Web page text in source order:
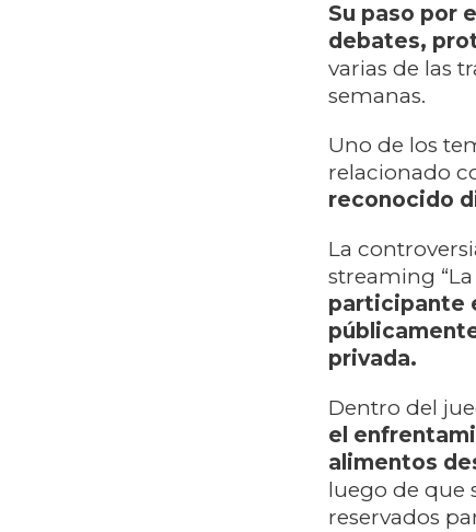
Su paso por
debates,
varias de las
semanas.
Uno de los
relacionado
reconocido
La
streaming
participante
privada.
Dentro del
el
alimentos
luego de que
reservados